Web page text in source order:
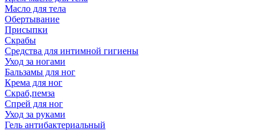
Масло для тела
Обертывание
Присыпки
Скрабы
Средства для интимной гигиены
Уход за ногами
Бальзамы для ног
Крема для ног
Скраб,пемза
Спрей для ног
Уход за руками
Гель антибактериальный